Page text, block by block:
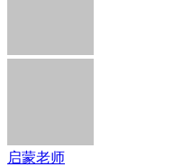
启蒙老师